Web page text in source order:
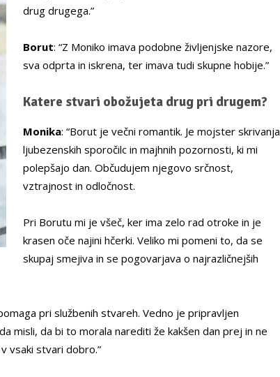
drug drugega.”
Borut: “Z Moniko imava podobne življenjske nazore,
sva odprta in iskrena, ter imava tudi skupne hobije.”
Katere stvari obožujeta drug pri drugem?
Monika: “Borut je večni romantik. Je mojster skrivanja
ljubezenskih sporočilc in majhnih pozornosti, ki mi
polepšajo dan. Občudujem njegovo srčnost,
vztrajnost in odločnost.
Pri Borutu mi je všeč, ker ima zelo rad otroke in je
krasen oče najini hčerki. Veliko mi pomeni to, da se
skupaj smejiva in se pogovarjava o najrazličnejših
pri službenih stvareh. Vedno je pripravljen
misli, da bi to morala narediti že kakšen dan prej in ne
vsaki stvari dobro.”